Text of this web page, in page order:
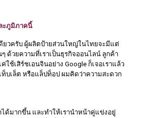
ะภูมิภาคนี้
ยวครับ ผู้ผลิตป้ายส่วนใหญ่ในไทยจะมีแต่
ด้วยความที่เราเป็นธุรกิจออนไลน์ ลูกค้า
ช้เสิร์ชเอนจินอย่าง Google ก็เจอเราแล้ว
บเล็ต หรือแล็ปท็อป ผมคิดว่าความสะดวก
ด้มากขึ้น และทำให้เรานำหน้าคู่แข่งอยู่